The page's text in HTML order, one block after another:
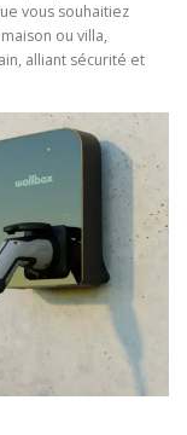
vous souhaitiez
ou villa,
alliant sécurité et